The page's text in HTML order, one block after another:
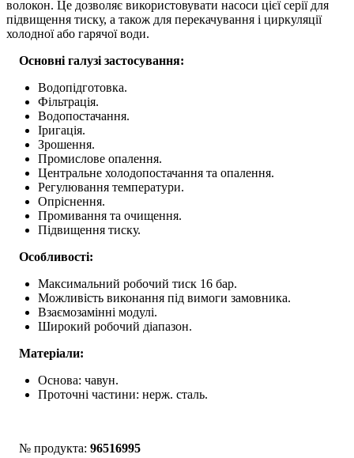
волокон. Це дозволяє використовувати насоси цієї серії для
підвищення тиску, а також для перекачування і циркуляції
холодної або гарячої води.
Основні галузі застосування:
Водопідготовка.
Фільтрація.
Водопостачання.
Іригація.
Зрошення.
Промислове опалення.
Центральне холодопостачання та опалення.
Регулювання температури.
Опріснення.
Промивання та очищення.
Підвищення тиску.
Особливості:
Максимальний робочий тиск 16 бар.
Можливість виконання під вимоги замовника.
Взаємозамінні модулі.
Широкий робочий діапазон.
Матеріали:
Основа: чавун.
Проточні частини: нерж. сталь.
№ продукта: 96516995